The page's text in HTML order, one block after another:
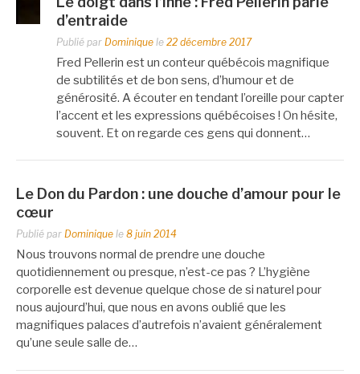
d’entraide
Publié par Dominique le 22 décembre 2017
Fred Pellerin est un conteur québécois magnifique
de subtilités et de bon sens, d’humour et de
générosité. A écouter en tendant l’oreille pour capter
l’accent et les expressions québécoises ! On hésite,
souvent. Et on regarde ces gens qui donnent…
Le Don du Pardon : une douche d’amour pour le
cœur
Publié par Dominique le 8 juin 2014
Nous trouvons normal de prendre une douche
quotidiennement ou presque, n’est-ce pas ? L’hygiène
corporelle est devenue quelque chose de si naturel pour
nous aujourd’hui, que nous en avons oublié que les
magnifiques palaces d’autrefois n’avaient généralement
qu’une seule salle de…